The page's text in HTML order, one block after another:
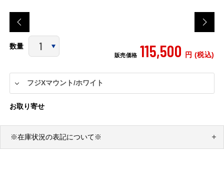
数量
販売価格 115,500 円 (税込)
お取り寄せ
※在庫状況の表記について※